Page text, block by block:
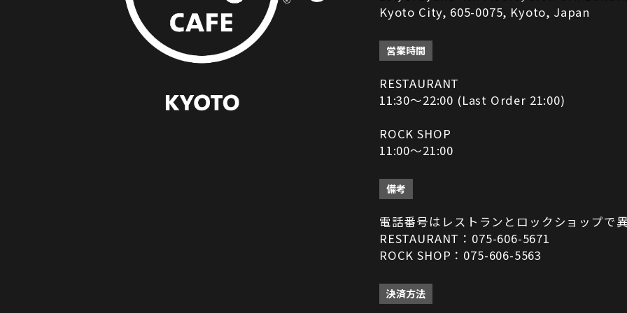
Kyoto City, 605-0075, Kyoto, Japan
営業時間
RESTAURANT
11:30～22:00 (Last Order 21:00)
ROCK SHOP
11:00～21:00
備考
電話番号はレストランとロックショップで異
RESTAURANT：075-606-5671
ROCK SHOP：075-606-5563
決済方法